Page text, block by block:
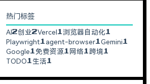
热门标签
AI2创业2Vercel1浏览器自动化1
Playwright1 agent-browser1Gemini1
Google1免费资源1 网络1跨境1
TODO1 生活1